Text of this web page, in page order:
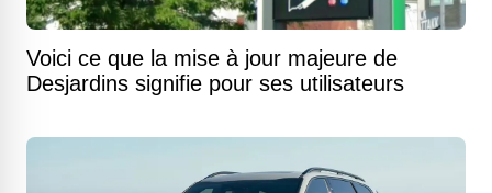
Voici ce que la mise à jour majeure de
Desjardins signifie pour ses utilisateurs